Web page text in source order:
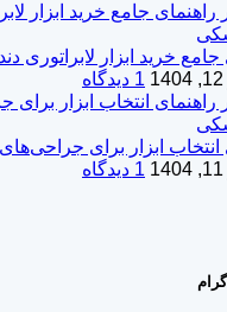
جامع خرید ابزار لابراتوری
1 دیدگاه
انتخاب ابزار برای
1 دیدگاه